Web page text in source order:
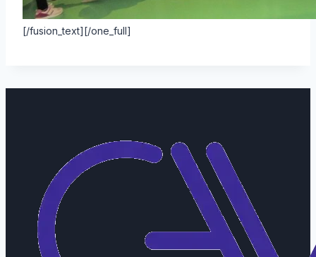
[/fusion_text][/one_full]